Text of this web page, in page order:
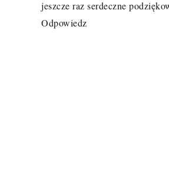
jeszcze raz serdeczne
Odpowiedz